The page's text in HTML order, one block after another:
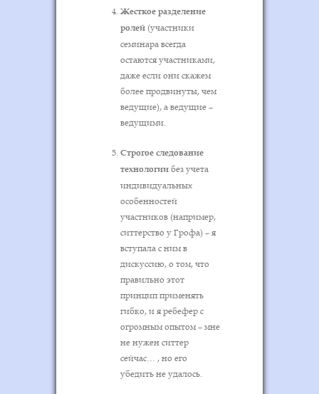
Жесткое разделение
ролей (участники
семинара всегда
остаются участниками,
даже если они скажем
более продвинуты, чем
ведущие), а ведущие –
ведущими.
Строгое следование
технологиибез учета
индивидуальных
особенностей
участников (например,
ситтерство у Грофа) – я
вступала с ним в
дискуссию, о том, что
правильно этот
принцип применять
гибко, и я ребефер с
огромным опытом – мне
не нужен ситтер
сейчас… , но его
убедить не удалось.